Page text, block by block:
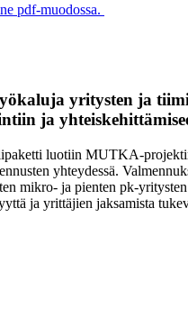
pdf-muodossa.
yritysten ja
ja
luotiin MUTKA-
yhteydessä.
mikro- ja pienten pk-yritysten
ja yrittäjien jaksamista